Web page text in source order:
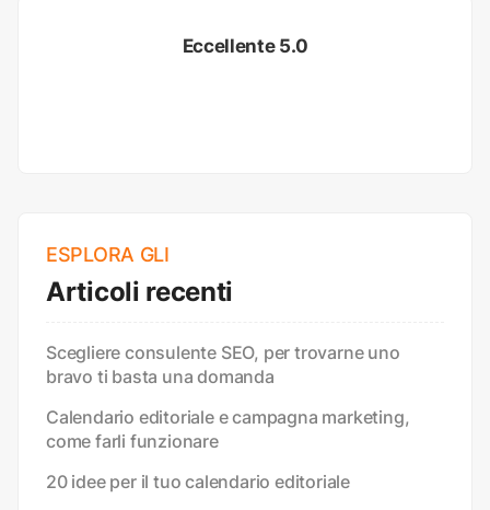
Eccellente 5.0
ESPLORA GLI
Articoli recenti
Scegliere consulente SEO, per trovarne uno
bravo ti basta una domanda
Calendario editoriale e campagna marketing,
come farli funzionare
20 idee per il tuo calendario editoriale